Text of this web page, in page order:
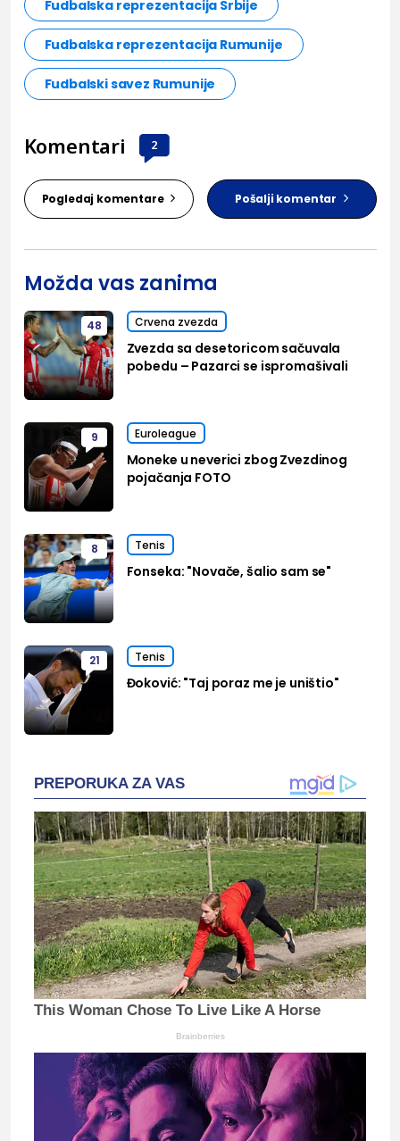
Fudbalska reprezentacija Srbije
Fudbalska reprezentacija Rumunije
Fudbalski savez Rumunije
Komentari 2
Pogledaj komentare Pošalji komentar
Možda vas zanima
48 Crvena zvezda
Zvezda sa desetoricom sačuvala
pobedu – Pazarci se ispromašivali
9 Euroleague
Moneke u neverici zbog Zvezdinog
pojačanja FOTO
8 Tenis
Fonseka: "Novače, šalio sam se"
21 Tenis
Đoković: "Taj poraz me je uništio"
PREPORUKA ZA VAS
This Woman Chose To Live Like A Horse
Brainberries